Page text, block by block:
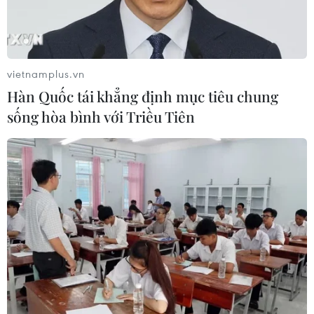
05/08/2026 11:02
Việt Nam-Hoa Kỳ thúc đẩy
hợp tác khắc phục hậu quả
chiến tranh, giám định
ADN liệt sỹ
05/08/2026 09:42
Toàn cảnh ASEAN Cup:
Thái Lan "thắng như chẻ
05/08/2026 07:15
vietnamplus.vn
Hàn Quốc tái khẳng định mục tiêu chung
sống hòa bình với Triều Tiên